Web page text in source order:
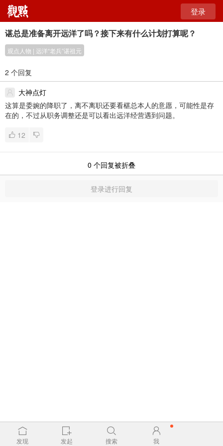
登录
谌总是准备离开远洋了吗？接下来有什么计划打算呢？
观点人物 | 远洋“老兵”谌祖元
2 个回复
大神点灯
这算是委婉的降职了，离不离职还要看椹总本人的意愿，可能性是存
在的，不过从职务调整还是可以看出远洋经营遇到问题。
12
0 个回复被折叠
登录进行回复
发现 发起 搜索 我